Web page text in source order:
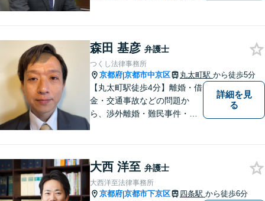
応可能。【法テラス利用可】
ご相談者様に寄り添って対
応。お悩みの方はお気軽にご
相談ください。
森田 基彦 弁護士
つくし法律事務所
京都府|京都市中京区 丸太町駅 から徒歩5分
【丸太町駅徒歩4分】離婚・借
金・交通事故などの問題か
ら、渉外離婚・難民事件・医
待ちしています。
詳細を見
る
大西 洋至 弁護士
大西洋至法律事務所
京都府|京都市下京区 四条駅 から徒歩6分